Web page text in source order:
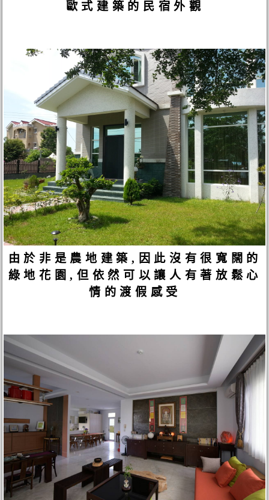
歐式建築的民宿外觀
由於非是農地建築,因此沒有很寬闊的
綠地花園,但依然可以讓人有著放鬆心
情的渡假感受